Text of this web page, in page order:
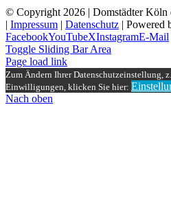
© Copyright2026 | Domstädter Köln
Impressum Datenschutz | Powered
FacebookYouTubeXInstagramE-Mail
Toggle Sliding Bar Area
Page load link
Zum Ändern Ihrer Datenschutzeinstellung,
Einwilligungen, klicken Sie hier:
Nach oben